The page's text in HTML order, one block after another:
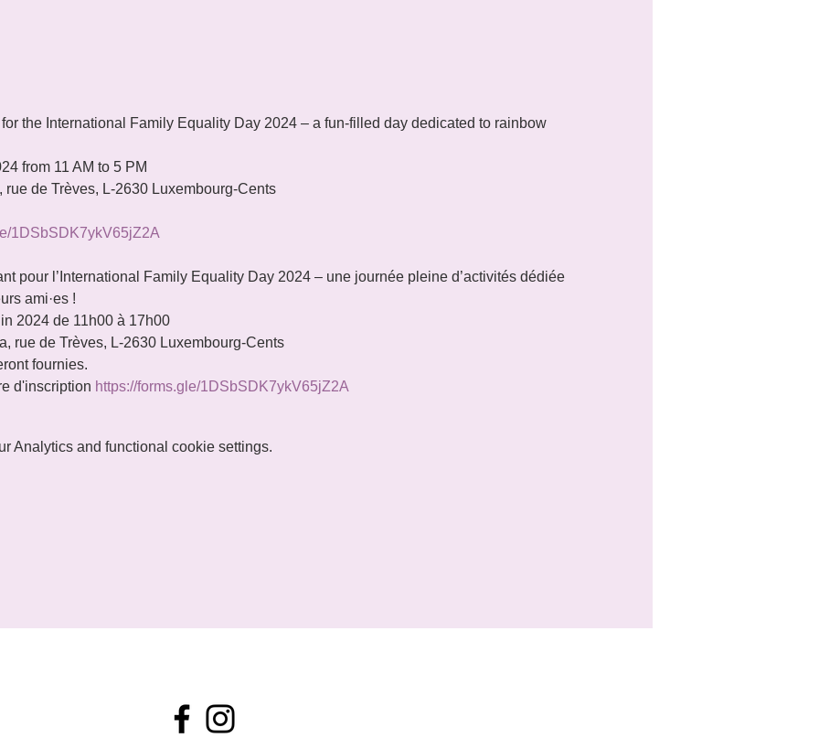
the International Family Equality Day 2024 – a fun-filled day dedicated to rainbow
from 11 AM to 5 PM
de Trèves, L-2630 Luxembourg-Cents
1DSbSDK7ykV65jZ2A
pour l’International Family Equality Day 2024 – une journée pleine d’activités dédiée
ami·es !
2024 de 11h00 à 17h00
rue de Trèves, L-2630 Luxembourg-Cents
fournies.
d'inscription https://forms.gle/1DSbSDK7ykV65jZ2A
Analytics and functional cookie settings.